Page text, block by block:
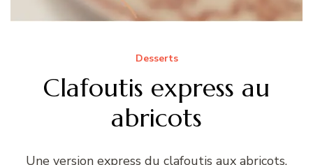
Desserts
Clafoutis express au
abricots
Une version express du clafoutis aux abricots,